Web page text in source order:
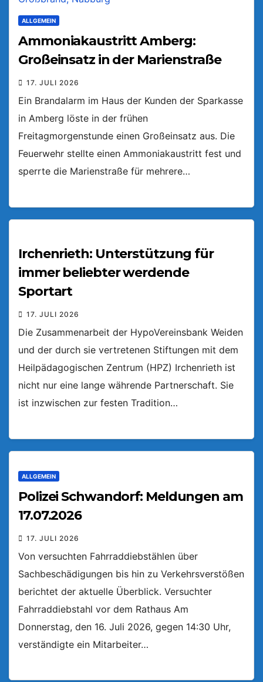
ALLGEMEIN
Ammoniakaustritt Amberg:
Großeinsatz in der Marienstraße
17. JULI 2026
Ein Brandalarm im Haus der Kunden der Sparkasse
in Amberg löste in der frühen
Freitagmorgenstunde einen Großeinsatz aus. Die
Feuerwehr stellte einen Ammoniakaustritt fest und
sperrte die Marienstraße für mehrere…
Irchenrieth: Unterstützung für
immer beliebter werdende
Sportart
17. JULI 2026
Die Zusammenarbeit der HypoVereinsbank Weiden
und der durch sie vertretenen Stiftungen mit dem
Heilpädagogischen Zentrum (HPZ) Irchenrieth ist
nicht nur eine lange währende Partnerschaft. Sie
ist inzwischen zur festen Tradition…
ALLGEMEIN
Polizei Schwandorf: Meldungen am
17.07.2026
17. JULI 2026
Von versuchten Fahrraddiebstählen über
Sachbeschädigungen bis hin zu Verkehrsverstößen
berichtet der aktuelle Überblick. Versuchter
Fahrraddiebstahl vor dem Rathaus Am
Donnerstag, den 16. Juli 2026, gegen 14:30 Uhr,
verständigte ein Mitarbeiter…